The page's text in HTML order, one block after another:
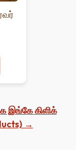
இங்கே கிளிக்
→